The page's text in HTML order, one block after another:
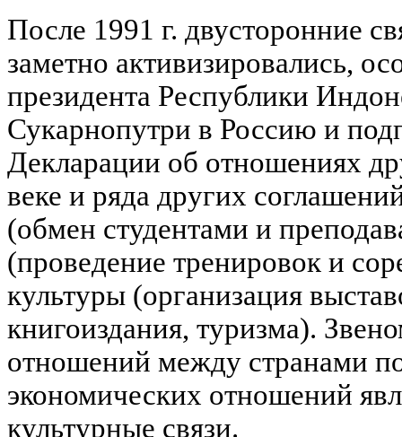
После 1991 г. двусторонние
заметно активизировались,
президента Республики
Сукарнопутри в Россию и
Декларации об отношениях
веке и ряда других
(обмен студентами и
(проведение тренировок и
культуры (организация
книгоиздания, туризма).
отношений между странами
экономических отношений
культурные связи.